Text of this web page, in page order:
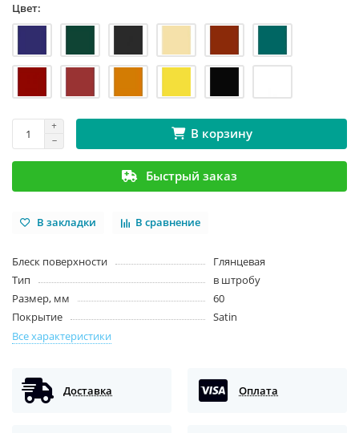
Цвет:
В корзину
Быстрый заказ
В закладки В сравнение
Блеск поверхности
Глянцевая
Тип
в штробу
Размер, мм
60
Покрытие
Satin
Все характеристики
Доставка Оплата